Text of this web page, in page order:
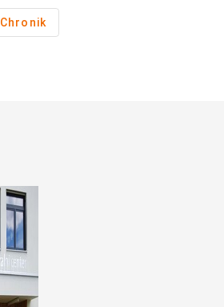
Chronik